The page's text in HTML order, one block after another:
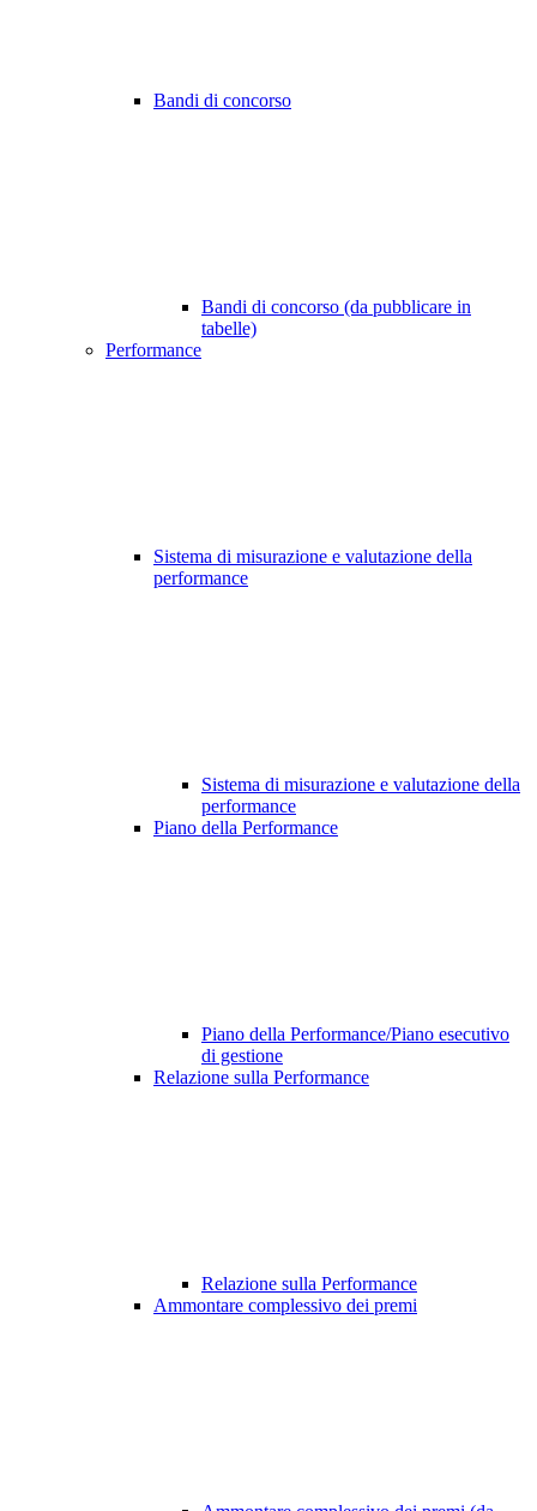
Bandi di concorso
Bandi di concorso (da pubblicare in
tabelle)
Performance
Sistema di misurazione e valutazione della
performance
Sistema di misurazione e valutazione della
performance
Piano della Performance
Piano della Performance/Piano esecutivo
di gestione
Relazione sulla Performance
Relazione sulla Performance
Ammontare complessivo dei premi